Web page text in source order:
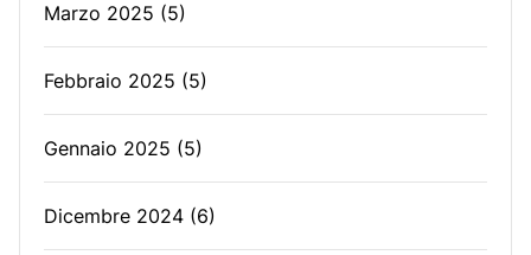
Marzo 2025 (5)
Febbraio 2025 (5)
Gennaio 2025 (5)
Dicembre 2024 (6)